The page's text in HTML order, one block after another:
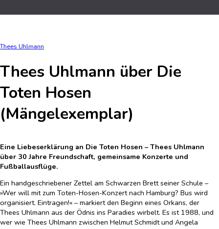
Thees Uhlmann
Thees Uhlmann über Die
Toten Hosen
(Mängelexemplar)
Eine Liebeserklärung an Die Toten Hosen – Thees Uhlmann
über 30 Jahre Freundschaft, gemeinsame Konzerte und
Fußballausflüge.
Ein handgeschriebener Zettel am Schwarzen Brett seiner Schule –
»Wer will mit zum Toten-Hosen-Konzert nach Hamburg? Bus wird
organisiert. Eintragen!« – markiert den Beginn eines Orkans, der
Thees Uhlmann aus der Ödnis ins Paradies wirbelt. Es ist 1988, und
wer wie Thees Uhlmann zwischen Helmut Schmidt und Angela